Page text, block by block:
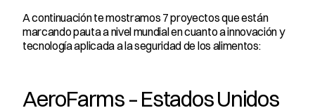
A continuación te mostramos 7 proyectos que están
marcando pauta a nivel mundial en cuanto a innovación y
tecnología aplicada a la seguridad de los alimentos:
AeroFarms – Estados Unidos